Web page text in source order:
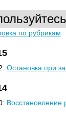
по рубрикам
Остановка при
Восстановление